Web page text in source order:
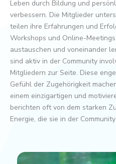
Leben durch Bildung und
verbessern. Die Mitglieder
teilen ihre Erfahrungen und
Workshops und Online-
austauschen und voneinander
sind aktiv in der Community
Mitgliedern zur Seite. Diese
Gefühl der Zugehörigkeit
einem einzigartigen und
berichten oft von dem starken
Energie, die sie in der